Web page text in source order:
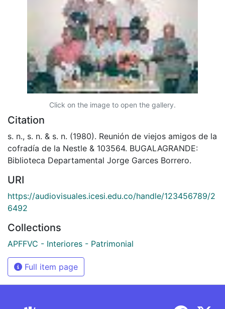
Click on the image to open the gallery.
Citation
s. n., s. n. & s. n. (1980). Reunión de viejos amigos de la
cofradía de la Nestle & 103564. BUGALAGRANDE:
Biblioteca Departamental Jorge Garces Borrero.
URI
https://audiovisuales.icesi.edu.co/handle/123456789/2
6492
Collections
APFFVC - Interiores - Patrimonial
Full item page